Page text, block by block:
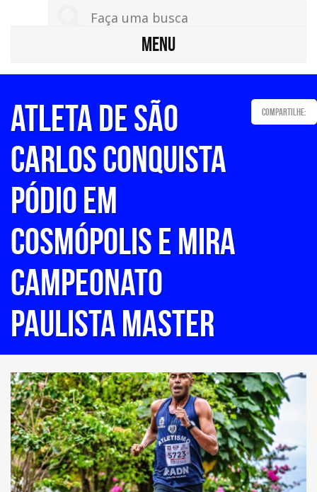
MENU
Atleta de São
Carlos conquista
pódio em
Cosmópolis e mira
Campeonato
Paulista Master
Compartilhe: